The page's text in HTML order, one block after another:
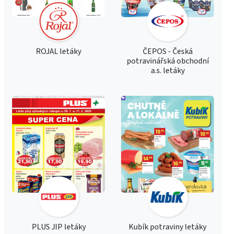
ROJAL letáky
ČEPOS - Česká
potravinářská obchodní
a.s. letáky
PLUS JIP letáky Kubík potraviny letáky